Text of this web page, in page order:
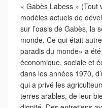
« Gabès Labess » (Tout
modèles actuels de
sur ​​l’oasis de Gabès, la
monde. Ce qui était
paradis du monde» a
économique, sociale et
dans les années 1970,
qui a privé les
terres arables, de leur